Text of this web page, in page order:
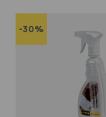
-30%